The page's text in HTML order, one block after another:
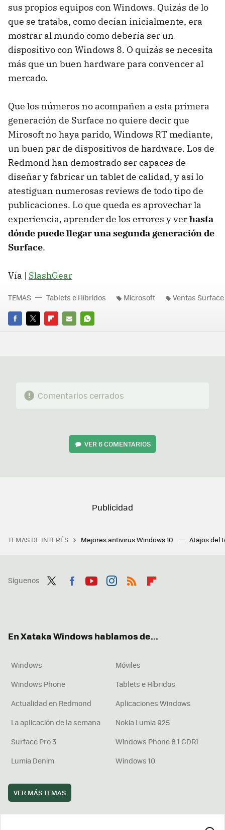
sus propios equipos con Windows. Quizás de lo
que se trataba, como decían inicialmente, era
mostrar al mundo como debería ser un
dispositivo con Windows 8. O quizás se necesita
más que un buen hardware para convencer al
mercado.
Que los números no acompañen a esta primera
generación de Surface no quiere decir que
Mirosoft no haya parido, Windows RT mediante,
un buen par de dispositivos de hardware. Los de
Redmond han demostrado ser capaces de
diseñar y fabricar un tablet de calidad, y así lo
atestiguan numerosas reviews de todo tipo de
publicaciones. Lo que queda es aprovechar la
experiencia, aprender de los errores y verhasta
dónde puede llegar una segunda generación de
Surface.
Vía | SlashGear
FACEBOOK
TWITTERFLIPBOARD
E-
WHATSAPP
TEMAS Tablets e Híbridos Microsoft Ventas Surface
Comentarios cerrados
VER6 COMENTARIOS
TEMAS DE INTERÉS Mejores antivirus Windows 10 Atajos del
Síguenos
En Xataka Windows hablamos de...
Windows
Móviles
Windows Phone
Tablets e Híbridos
Actualidad en Redmond
Aplicaciones Windows
La aplicación de la semana
Nokia Lumia 925
Surface Pro 3
Windows Phone 8.1 GDR1
Lumia Denim
Windows 10
VER MÁS TEMAS